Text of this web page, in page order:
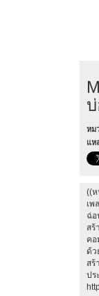
หม
แห
((
เพ
ฉ่อ
สร้
คอ
ด้ว
สร้
ปร